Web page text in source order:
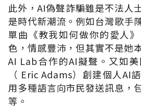
此外，AI偽聲詐騙雖是不法人
是時代新潮流。例如台灣歌手
單曲《教我如何做你的愛人
色，情感豐沛，但其實不是她
AI Lab合作的AI擬聲。又如
（ Eric Adams）創建個人AI
用多種語言向市民發送訊息，
等。